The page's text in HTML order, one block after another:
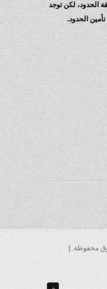
الحدود، لكن توجد
تأمين الحدود.
محفوظة. |